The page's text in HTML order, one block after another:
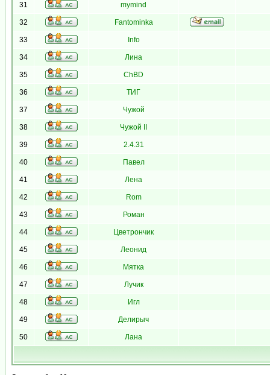
31 mymind
32 Fantominka
33 Info
34 Лина
35 ChBD
36 ТИГ
37 Чужой
38 Чужой II
39 2.4.31
40 Павел
41 Лена
42 Rom
43 Роман
44 Цветрончик
45 Леонид
46 Мятка
47 Лучик
48 Игл
49 Делирыч
50 Лана